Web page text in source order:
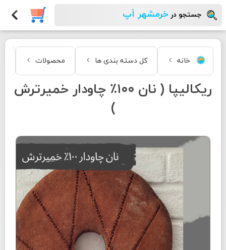
جستجو در خرمشهر اَپ
خانه کل دسته بندی ها محصولات
ریکالیپا ( نان ۱۰۰٪ چاودار خمیرترش
)